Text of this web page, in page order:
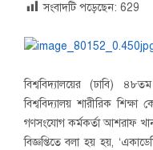
সংবাদটি পড়েছেন: 629
বিশ্ববিদ্যালয়ের (ঢাবি)
বিশ্ববিদ্যালয় শারীরিক শিক্ষা
গণসংযোগ কর্মকর্তা আশরাফ
বিজ্ঞপ্তিতে বলা হয় হয়,